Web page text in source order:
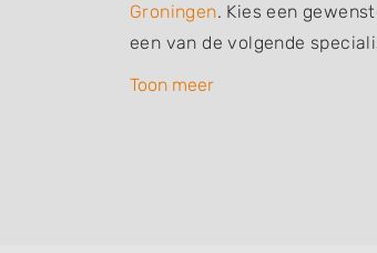
Groningen. Kies een
een van de volgende
herenkapper, vrouwen of
Toon meer